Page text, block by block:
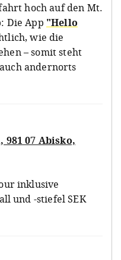
hoch auf den Mt.
Die App "Hello
wie die
– somit steht
auch andernorts
07 Abisko,
inklusive
und -stiefel SEK